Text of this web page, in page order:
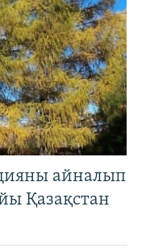
айналып
Қазақстан